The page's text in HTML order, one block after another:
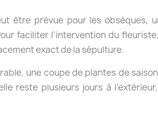
être prévue pour les obsèques,
faciliter l’intervention du
exact de la sépulture.
une coupe de plantes de
reste plusieurs jours à